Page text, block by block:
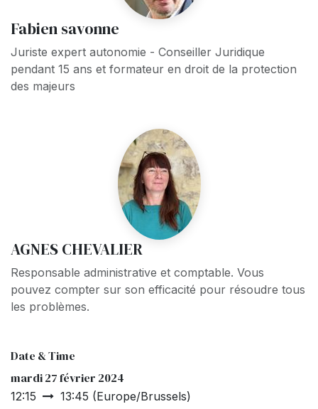
Fabien savonne
Juriste expert autonomie - Conseiller Juridique
pendant 15 ans et formateur en droit de la protection
des majeurs
AGNES CHEVALIER
Responsable administrative et comptable. Vous
pouvez compter sur son efficacité pour résoudre tous
les problèmes.
Date & Time
mardi 27 février 2024
12:15 13:45 (Europe/Brussels)